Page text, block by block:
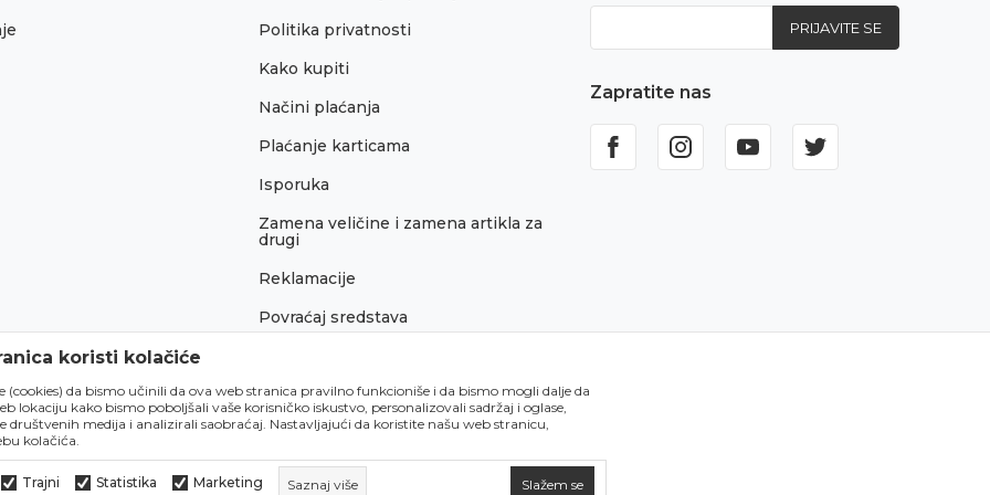
Politika privatnosti
Kako kupiti
Načini plaćanja
Plaćanje karticama
Isporuka
Zamena veličine i zamena artikla za
drugi
Reklamacije
Povraćaj sredstava
PRIJAVITE SE
Zapratite nas
koristi kolačiće
(cookies) da bismo učinili da ova web stranica pravilno funkcioniše i da bismo mogli dalje da
lokaciju kako bismo poboljšali vaše korisničko iskustvo, personalizovali sadržaj i oglase,
društvenih medija i analizirali saobraćaj. Nastavljajući da koristite našu web stranicu,
kolačića.
Trajni Statistika Marketing Saznaj više Slažem se